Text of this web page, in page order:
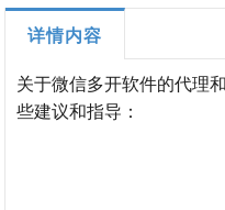
详情内容
关于微信多开软件的代理
些建议和指导：